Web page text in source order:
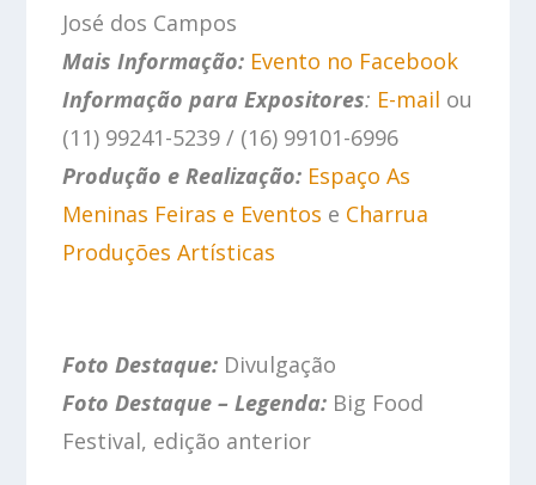
José dos Campos
Mais Informação: Evento no Facebook
Informação para Expositores: E-mail ou
(11) 99241-5239 / (16) 99101-6996
Produção e Realização: Espaço As
Meninas Feiras e Eventos e Charrua
Produções Artísticas
Foto Destaque: Divulgação
Foto Destaque – Legenda: Big Food
Festival, edição anterior